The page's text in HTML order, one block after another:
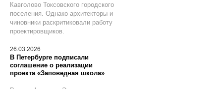
Кавголово Токсовского городского
поселения. Однако архитекторы и
чиновники раскритиковали работу
проектировщиков.
26.03.2026
В Петербурге подписали
соглашение о реализации
проекта «Заповедная школа»